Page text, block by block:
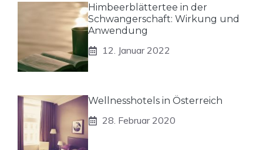
Himbeerblättertee in der
Schwangerschaft: Wirkung und
Anwendung
12. Januar 2022
Wellnesshotels in Österreich
28. Februar 2020